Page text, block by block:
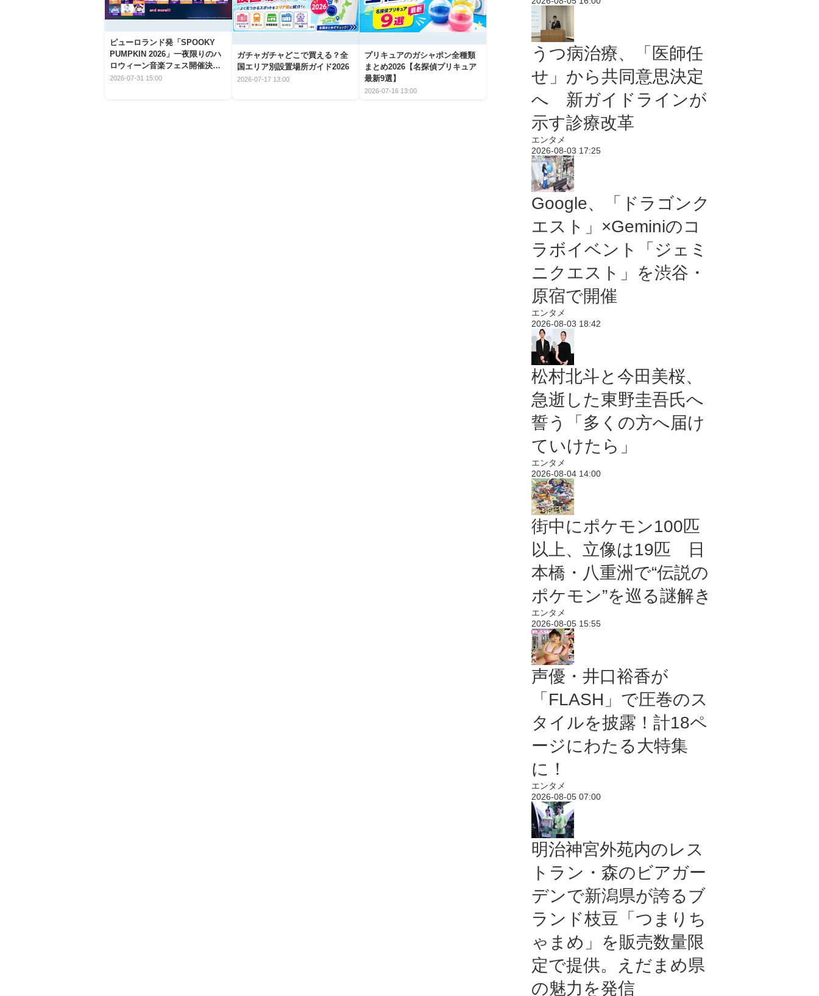
ピューロランド発「SPOOKY
PUMPKIN 2026」一夜限りのハ
ロウィーン音楽フェス開催決
定！
2026-07-31 15:00
ガチャガチャどこで買える？全
国エリア別設置場所ガイド2026
2026-07-17 13:00
プリキュアのガシャポン全種類
まとめ2026【名探偵プリキュア
最新9選】
2026-07-16 13:00
うつ病治療、「医師任
せ」から共同意思決定
へ 新ガイドラインが
示す診療改革
エンタメ
2026-08-03 17:25
Google、「ドラゴンク
エスト」×Geminiのコ
ラボイベント「ジェミ
ニクエスト」を渋谷・
原宿で開催
エンタメ
2026-08-03 18:42
松村北斗と今田美桜、
急逝した東野圭吾氏へ
誓う「多くの方へ届け
ていけたら」
エンタメ
2026-08-04 14:00
街中にポケモン100匹
以上、立像は19匹 日
本橋・八重洲で“伝説の
ポケモン”を巡る謎解き
エンタメ
2026-08-05 15:55
声優・井口裕香が
「FLASH」で圧巻のス
タイルを披露！計18ペ
ージにわたる大特集
に！
エンタメ
2026-08-05 07:00
明治神宮外苑内のレス
トラン・森のビアガー
デンで新潟県が誇るブ
ランド枝豆「つまりち
ゃまめ」を販売数量限
定で提供。えだまめ県
の魅力を発信